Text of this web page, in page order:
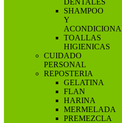
DENTALES
SHAMPOO
Y
TOALLAS
HIGIENICAS
CUIDADO
PERSONAL
REPOSTERIA
GELATINA
FLAN
HARINA
MERMELADA
PREMEZCLA